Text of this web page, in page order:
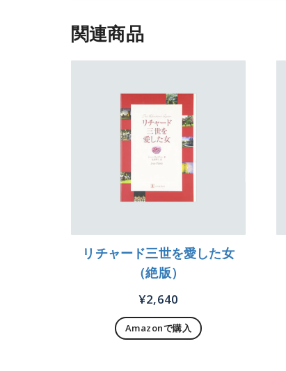
関連商品
リチャード三世を愛した女
（絶版）
¥2,640
Amazonで購入